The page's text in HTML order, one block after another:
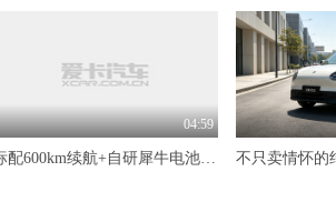
04:59
标配600km续航+自研犀牛电池 抢先体验奇瑞风云T7